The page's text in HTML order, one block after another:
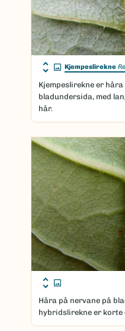
Kjempeslirekne
Kjempeslirekne er
bladundersida, med
hår.
Håra på nervane på
hybridslirekne er korte